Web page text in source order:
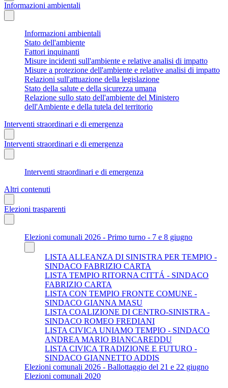
Informazioni ambientali
Informazioni ambientali
Stato dell'ambiente
Fattori inquinanti
Misure incidenti sull'ambiente e relative analisi di impatto
Misure a protezione dell'ambiente e relative analisi di impatto
Relazioni sull'attuazione della legislazione
Stato della salute e della sicurezza umana
Relazione sullo stato dell'ambiente del Ministero
dell'Ambiente e della tutela del territorio
Interventi straordinari e di emergenza
Interventi straordinari e di emergenza
Interventi straordinari e di emergenza
Altri contenuti
Elezioni trasparenti
Elezioni comunali 2026 - Primo turno - 7 e 8 giugno
LISTA ALLEANZA DI SINISTRA PER TEMPIO -
SINDACO FABRIZIO CARTA
LISTA TEMPIO RITORNA CITTÁ - SINDACO
FABRIZIO CARTA
LISTA CON TEMPIO FRONTE COMUNE -
SINDACO GIANNA MASU
LISTA COALIZIONE DI CENTRO-SINISTRA -
SINDACO ROMEO FREDIANI
LISTA CIVICA UNIAMO TEMPIO - SINDACO
ANDREA MARIO BIANCAREDDU
LISTA CIVICA TRADIZIONE E FUTURO -
SINDACO GIANNETTO ADDIS
Elezioni comunali 2026 - Ballottaggio del 21 e 22 giugno
Elezioni comunali 2020